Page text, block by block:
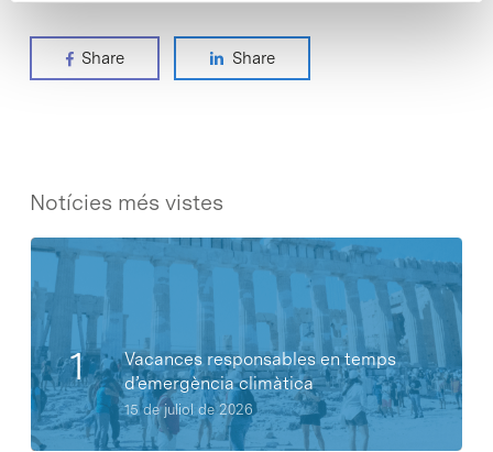
Share Share
Notícies més vistes
Vacances responsables en temps
d’emergència climàtica
15 de juliol de 2026